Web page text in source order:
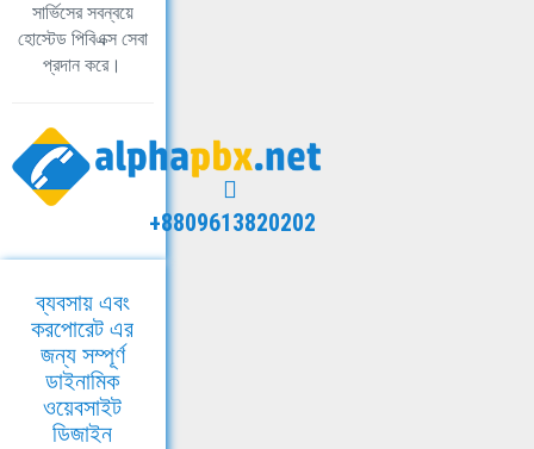
সার্ভিসের সবন্বয়ে
হোস্টেড পিবিএক্স সেবা
প্রদান করে।
+8809613820202
ব্যবসায় এবং
করপোরেট এর
জন্য সম্পূর্ণ
ডাইনামিক
ওয়েবসাইট
ডিজাইন